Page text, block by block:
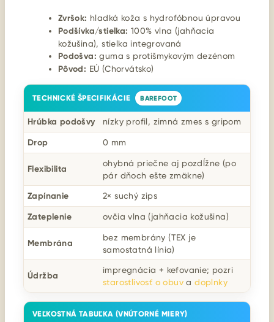
Zvršok: hladká koža s hydrofóbnou úpravou
Podšívka/stielka: 100% vlna (jahňacia
kožušina), stielka integrovaná
Podošva: guma s protišmykovým dezénom
Pôvod: EÚ (Chorvátsko)
TECHNICKÉ ŠPECIFIKÁCIE BAREFOOT
Hrúbka podošvy nízky profil, zimná zmes s gripom
Drop 0 mm
Flexibilita
ohybná priečne aj pozdĺžne (po
pár dňoch ešte zmäkne)
Zapínanie 2× suchý zips
Zateplenie ovčia vlna (jahňacia kožušina)
Membrána
bez membrány (TEX je
samostatná línia)
Údržba
impregnácia + kefovanie; pozri
starostlivosť o obuv adoplnky
VEĽKOSTNÁ TABUĽKA (VNÚTORNÉ MIERY)